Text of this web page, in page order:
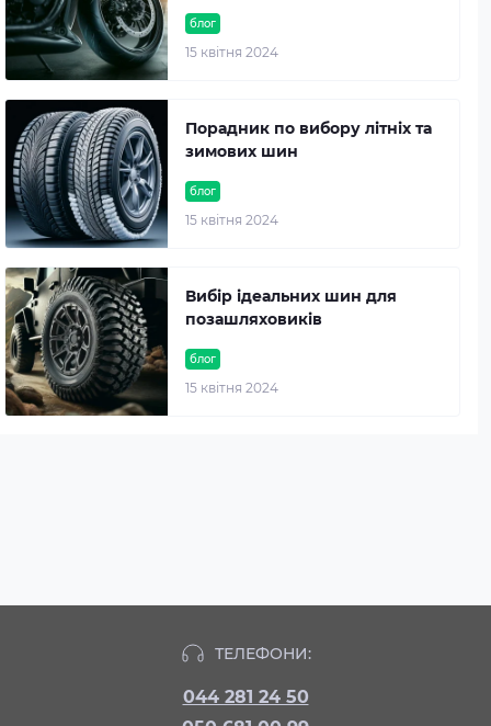
блог
15 квітня 2024
блог
15 квітня 2024
Порадник по вибору літніх та
зимових шин
блог
15 квітня 2024
Вибір ідеальних шин для
позашляховиків
ТЕЛЕФОНИ:
044 281 24 50